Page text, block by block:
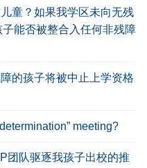
童？如果我学区未向无残
能否被整合入任何非残障
的孩子将被中止上学资格
meeting?
团队驱逐我孩子出校的推